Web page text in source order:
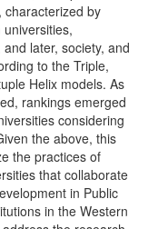
characterized by
later, society, and
to the Triple,
Helix models. As
rankings emerged
considering
the above, this
the practices of
that collaborate
in Public
in the Western